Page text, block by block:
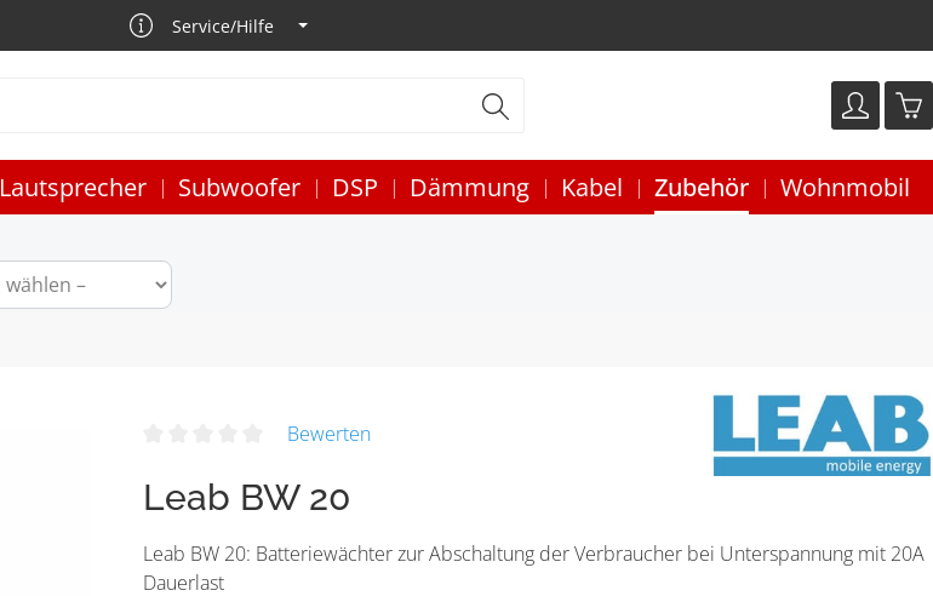
Service/Hilfe
Lautsprecher Subwoofer DSP Dämmung Kabel Zubehör Wohnmobil
Bewerten
Leab BW 20
Leab BW 20: Batteriewächter zur Abschaltung der Verbraucher bei Unterspannung mit 20A
Dauerlast